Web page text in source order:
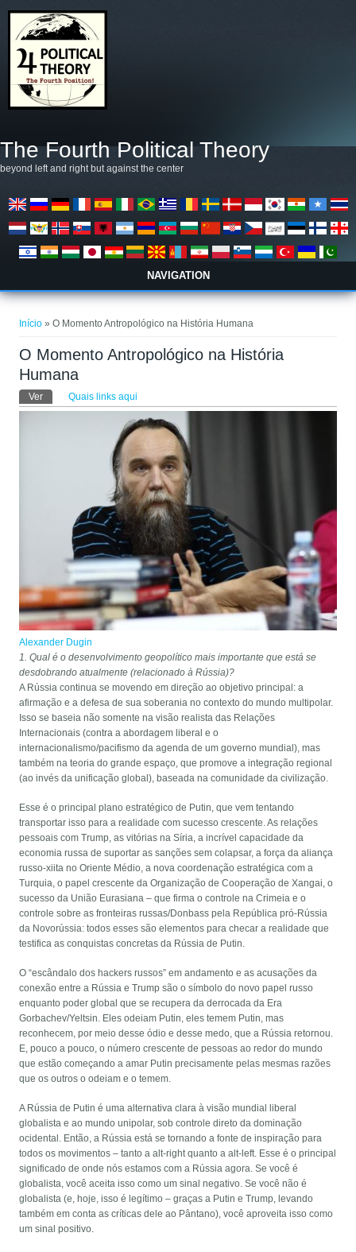
The Fourth Political Theory
beyond left and right but against the center
NAVIGATION
Início » O Momento Antropológico na História Humana
O Momento Antropológico na História
Humana
Abas primárias
Ver (aba ativa)Quais links aqui
Alexander Dugin
1. Qual é o desenvolvimento geopolítico mais importante que está se
desdobrando atualmente (relacionado à Rússia)?
A Rússia continua se movendo em direção ao objetivo principal: a
afirmação e a defesa de sua soberania no contexto do mundo multipolar.
Isso se baseia não somente na visão realista das Relações
Internacionais (contra a abordagem liberal e o
internacionalismo/pacifismo da agenda de um governo mundial), mas
também na teoria do grande espaço, que promove a integração regional
(ao invés da unificação global), baseada na comunidade da civilização.
Esse é o principal plano estratégico de Putin, que vem tentando
transportar isso para a realidade com sucesso crescente. As relações
pessoais com Trump, as vitórias na Síria, a incrível capacidade da
economia russa de suportar as sanções sem colapsar, a força da aliança
russo-xiita no Oriente Médio, a nova coordenação estratégica com a
Turquia, o papel crescente da Organização de Cooperação de Xangai, o
sucesso da União Eurasiana – que firma o controle na Crimeia e o
controle sobre as fronteiras russas/Donbass pela República pró-Rússia
da Novorússia: todos esses são elementos para checar a realidade que
testifica as conquistas concretas da Rússia de Putin.
O “escândalo dos hackers russos” em andamento e as acusações da
conexão entre a Rússia e Trump são o símbolo do novo papel russo
enquanto poder global que se recupera da derrocada da Era
Gorbachev/Yeltsin. Eles odeiam Putin, eles temem Putin, mas
reconhecem, por meio desse ódio e desse medo, que a Rússia retornou.
E, pouco a pouco, o número crescente de pessoas ao redor do mundo
que estão começando a amar Putin precisamente pelas mesmas razões
que os outros o odeiam e o temem.
A Rússia de Putin é uma alternativa clara à visão mundial liberal
globalista e ao mundo unipolar, sob controle direto da dominação
ocidental. Então, a Rússia está se tornando a fonte de inspiração para
todos os movimentos – tanto a alt-right quanto a alt-left. Esse é o principal
significado de onde nós estamos com a Rússia agora. Se você é
globalista, você aceita isso como um sinal negativo. Se você não é
globalista (e, hoje, isso é legítimo – graças a Putin e Trump, levando
também em conta as críticas dele ao Pântano), você aproveita isso como
um sinal positivo.